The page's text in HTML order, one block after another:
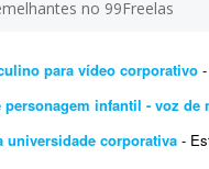
no 99Freelas
para vídeo corporativo -
universidade corporativa - Estamos desenvolvendo a